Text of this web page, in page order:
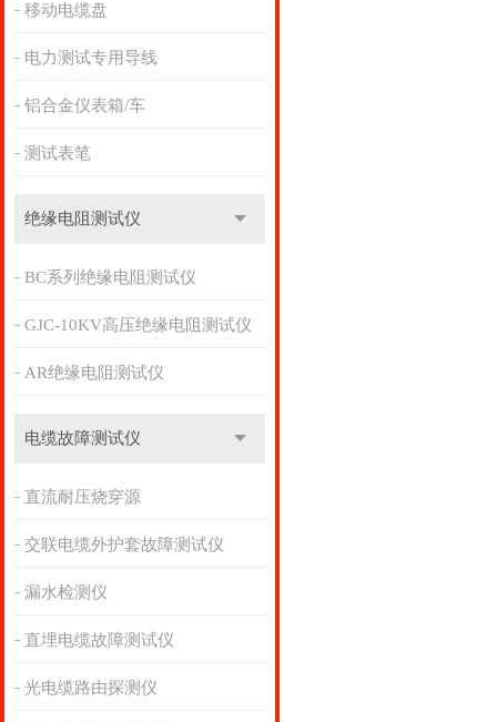
移动电缆盘
电力测试专用导线
铝合金仪表箱/车
测试表笔
绝缘电阻测试仪
BC系列绝缘电阻测试仪
GJC-10KV高压绝缘电阻测试仪
AR绝缘电阻测试仪
电缆故障测试仪
直流耐压烧穿源
交联电缆外护套故障测试仪
漏水检测仪
直埋电缆故障测试仪
光电缆路由探测仪